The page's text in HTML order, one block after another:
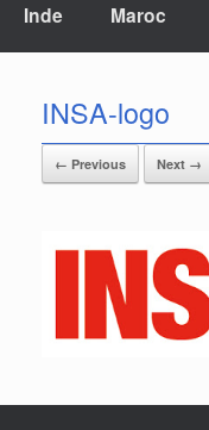
Inde Maroc
INSA-logo
← Previous Next →